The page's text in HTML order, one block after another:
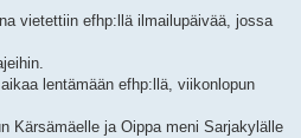
vietettiin efhp:llä ilmailupäivää, jossa
lentämään efhp:llä, viikonlopun
Kärsämäelle ja Oippa meni Sarjakylälle